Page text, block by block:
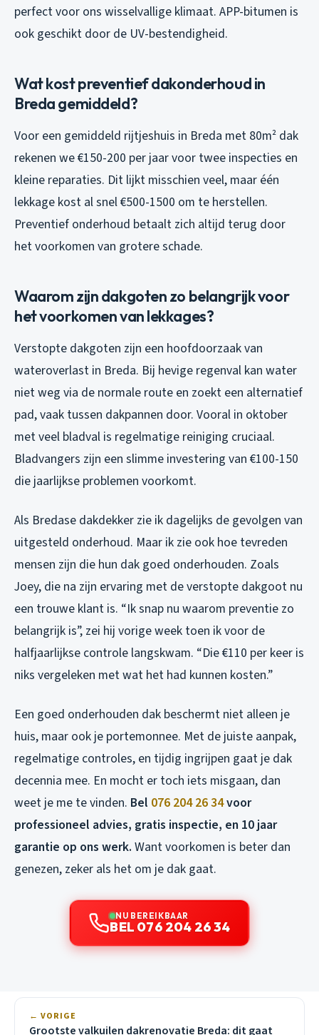
perfect voor ons wisselvallige klimaat. APP-bitumen is
ook geschikt door de UV-bestendigheid.
Wat kost preventief dakonderhoud in
Breda gemiddeld?
Voor een gemiddeld rijtjeshuis in Breda met 80m² dak
rekenen we €150-200 per jaar voor twee inspecties en
kleine reparaties. Dit lijkt misschien veel, maar één
lekkage kost al snel €500-1500 om te herstellen.
Preventief onderhoud betaalt zich altijd terug door
het voorkomen van grotere schade.
Waarom zijn dakgoten zo belangrijk voor
het voorkomen van lekkages?
Verstopte dakgoten zijn een hoofdoorzaak van
wateroverlast in Breda. Bij hevige regenval kan water
niet weg via de normale route en zoekt een alternatief
pad, vaak tussen dakpannen door. Vooral in oktober
met veel bladval is regelmatige reiniging cruciaal.
Bladvangers zijn een slimme investering van €100-150
die jaarlijkse problemen voorkomt.
Als Bredase dakdekker zie ik dagelijks de gevolgen van
uitgesteld onderhoud. Maar ik zie ook hoe tevreden
mensen zijn die hun dak goed onderhouden. Zoals
Joey, die na zijn ervaring met de verstopte dakgoot nu
een trouwe klant is. “Ik snap nu waarom preventie zo
belangrijk is”, zei hij vorige week toen ik voor de
halfjaarlijkse controle langskwam. “Die €110 per keer is
niks vergeleken met wat het had kunnen kosten.”
Een goed onderhouden dak beschermt niet alleen je
huis, maar ook je portemonnee. Met de juiste aanpak,
regelmatige controles, en tijdig ingrijpen gaat je dak
decennia mee. En mocht er toch iets misgaan, dan
weet je me te vinden. Bel 076 204 26 34voor
professioneel advies, gratis inspectie, en 10 jaar
garantie op ons werk. Want voorkomen is beter dan
genezen, zeker als het om je dak gaat.
NU BEREIKBAAR
BEL 076 204 26 34
← VORIGE
Grootste valkuilen dakrenovatie Breda: dit gaat